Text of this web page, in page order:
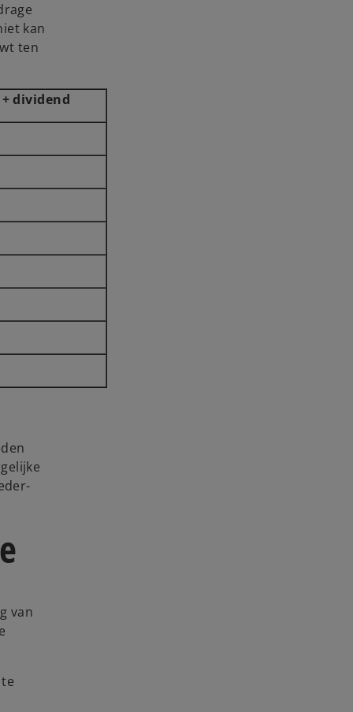
kan
ten
dividend
van